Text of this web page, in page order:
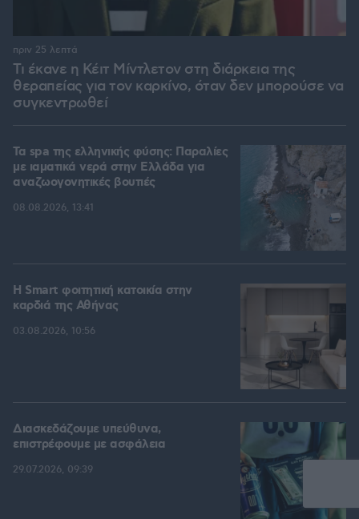
Τι έκανε η Κέιτ Μίντλετον στη διάρκεια της
θεραπείας για τον καρκίνο, όταν δεν μπορούσε να
συγκεντρωθεί
πριν 25 λεπτά
Τα spa της ελληνικής φύσης: Παραλίες
με ιαματικά νερά στην Ελλάδα για
αναζωογονητικές βουτιές
08.08.2026, 13:41
Η Smart φοιτητική κατοικία στην
καρδιά της Αθήνας
03.08.2026, 10:56
Διασκεδάζουμε υπεύθυνα,
επιστρέφουμε με ασφάλεια
29.07.2026, 09:39